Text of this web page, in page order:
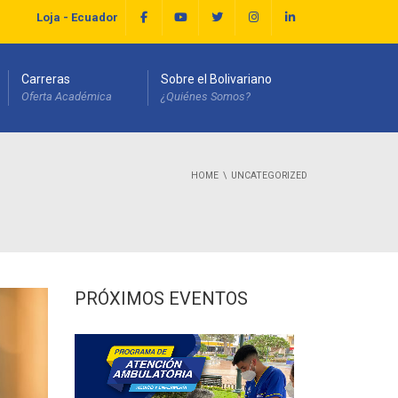
Loja - Ecuador
Carreras
Oferta Académica
Sobre el Bolivariano
¿Quiénes Somos?
HOME UNCATEGORIZED
PRÓXIMOS EVENTOS